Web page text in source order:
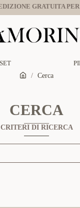
GRATUITA
Cerca
CERCA
CRITERI DI RICERCA